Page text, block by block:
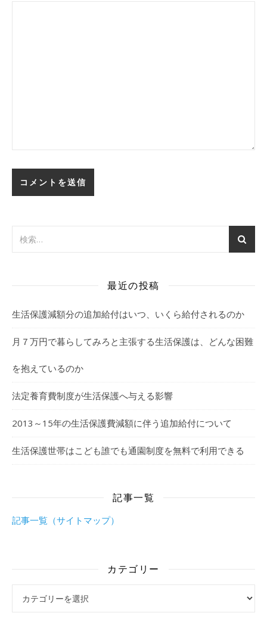
最近の投稿
生活保護減額分の追加給付はいつ、いくら給付されるのか
月７万円で暮らしてみろと主張する生活保護は、どんな困難
を抱えているのか
法定養育費制度が生活保護へ与える影響
2013～15年の生活保護費減額に伴う追加給付について
生活保護世帯はこども誰でも通園制度を無料で利用できる
記事一覧
記事一覧（サイトマップ）
カテゴリー